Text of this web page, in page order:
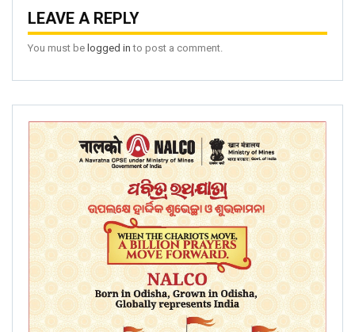
LEAVE A REPLY
You must be logged in to post a comment.